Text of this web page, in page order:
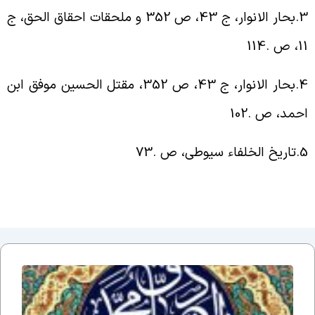
بحار الانوار، ج 43، ص 352 و ملحقات احقاق الحق، ج
بحار الانوار، ج 43، ص 352، مقتل الحسین موفق ابن
ص .102
تاریخ الخلفاء سیوطی، ص .73
اَلسَلامُ
عَلَیکَ
اَبا